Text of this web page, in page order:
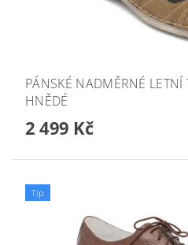
PÁNSKÉ NADMĚRNÉ LETNÍ
HNĚDÉ
2 499 Kč
Tip